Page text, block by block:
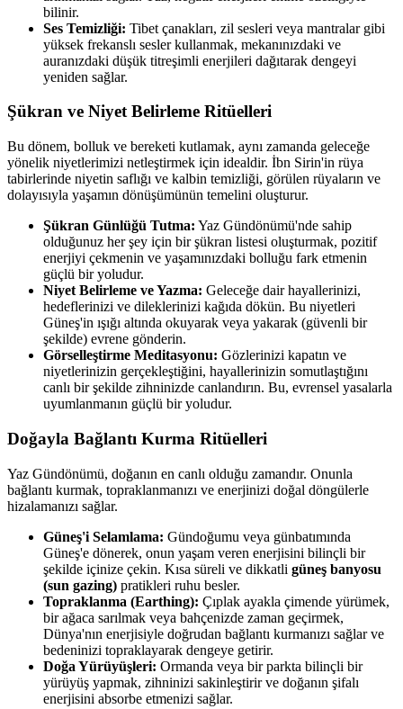
bilinir.
Ses Temizliği: Tibet çanakları, zil sesleri veya mantralar gibi
yüksek frekanslı sesler kullanmak, mekanınızdaki ve
auranızdaki düşük titreşimli enerjileri dağıtarak dengeyi
yeniden sağlar.
Şükran ve Niyet Belirleme Ritüelleri
Bu dönem, bolluk ve bereketi kutlamak, aynı zamanda geleceğe
yönelik niyetlerimizi netleştirmek için idealdir. İbn Sirin'in rüya
tabirlerinde niyetin saflığı ve kalbin temizliği, görülen rüyaların ve
dolayısıyla yaşamın dönüşümünün temelini oluşturur.
Şükran Günlüğü Tutma: Yaz Gündönümü'nde sahip
olduğunuz her şey için bir şükran listesi oluşturmak, pozitif
enerjiyi çekmenin ve yaşamınızdaki bolluğu fark etmenin
güçlü bir yoludur.
Niyet Belirleme ve Yazma: Geleceğe dair hayallerinizi,
hedeflerinizi ve dileklerinizi kağıda dökün. Bu niyetleri
Güneş'in ışığı altında okuyarak veya yakarak (güvenli bir
şekilde) evrene gönderin.
Görselleştirme Meditasyonu: Gözlerinizi kapatın ve
niyetlerinizin gerçekleştiğini, hayallerinizin somutlaştığını
canlı bir şekilde zihninizde canlandırın. Bu, evrensel yasalarla
uyumlanmanın güçlü bir yoludur.
Doğayla Bağlantı Kurma Ritüelleri
Yaz Gündönümü, doğanın en canlı olduğu zamandır. Onunla
bağlantı kurmak, topraklanmanızı ve enerjinizi doğal döngülerle
hizalamanızı sağlar.
Güneş'i Selamlama: Gündoğumu veya günbatımında
Güneş'e dönerek, onun yaşam veren enerjisini bilinçli bir
şekilde içinize çekin. Kısa süreli ve dikkatli güneş banyosu
(sun gazing) pratikleri ruhu besler.
Topraklanma (Earthing): Çıplak ayakla çimende yürümek,
bir ağaca sarılmak veya bahçenizde zaman geçirmek,
Dünya'nın enerjisiyle doğrudan bağlantı kurmanızı sağlar ve
bedeninizi topraklayarak dengeye getirir.
Doğa Yürüyüşleri: Ormanda veya bir parkta bilinçli bir
yürüyüş yapmak, zihninizi sakinleştirir ve doğanın şifalı
enerjisini absorbe etmenizi sağlar.